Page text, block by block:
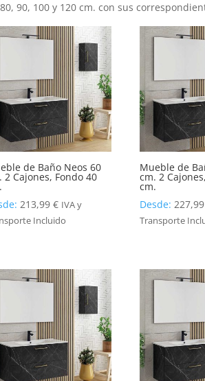
90, 100 y 120 cm. con sus
de Baño Neos 60
2 Cajones, Fondo 40
213,99€ IVA y
Incluido
Mueble de
cm. 2
cm.
Desde: 227,99
Transporte